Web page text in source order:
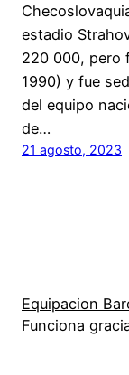
estadio
220 000, pero
1990) y fue
del equipo
de…
21 agosto, 2023
Equipacion
Funciona